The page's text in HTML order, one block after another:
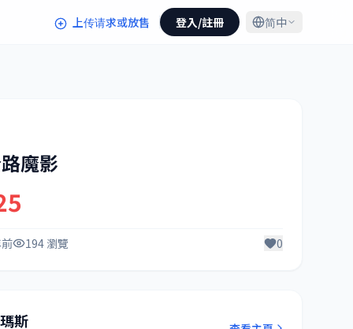
上传请求或放售 登入/註冊 简中
魔影
194 瀏覽 0
斯